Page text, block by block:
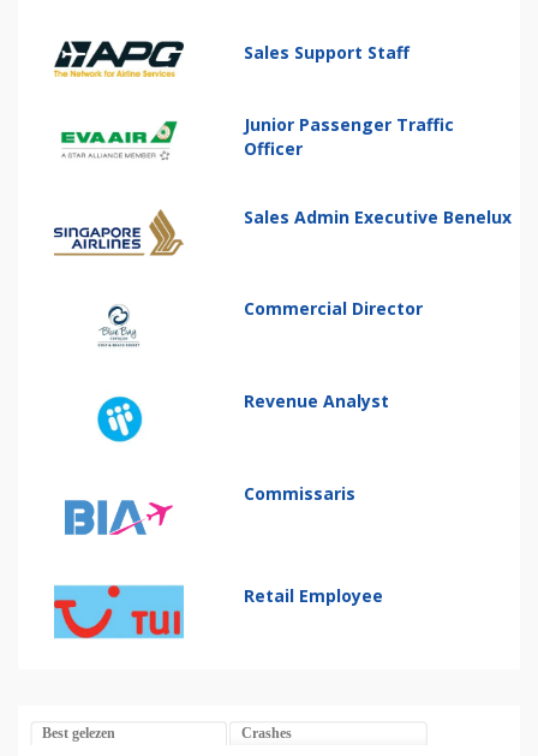
Sales Support Staff
Junior Passenger Traffic
Officer
Sales Admin Executive Benelux
Commercial Director
Revenue Analyst
Commissaris
Retail Employee
Best gelezen Crashes